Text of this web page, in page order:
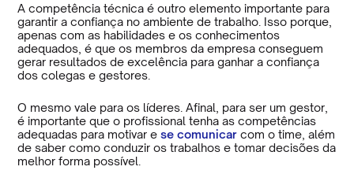
A competência técnica é outro elemento importante para
garantir a confiança no ambiente de trabalho. Isso porque,
apenas com as habilidades e os conhecimentos
adequados, é que os membros da empresa conseguem
gerar resultados de excelência para ganhar a confiança
dos colegas e gestores.
O mesmo vale para os líderes. Afinal, para ser um gestor,
é importante que o profissional tenha as competências
adequadas para motivar ese comunicar com o time, além
de saber como conduzir os trabalhos e tomar decisões da
melhor forma possível.